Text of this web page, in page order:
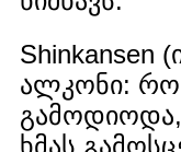
Shinkansen
ალკონი:
გამოდიოდა,
ხმას